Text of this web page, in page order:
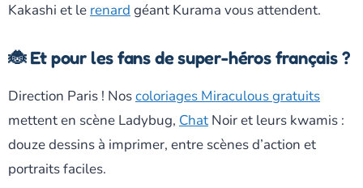
Kakashi et le renard géant Kurama vous attendent.
🐞 Et pour les fans de super-héros français ?
Direction Paris ! Noscoloriages Miraculous gratuits
mettent en scène Ladybug, Chat Noir et leurs kwamis :
douze dessins à imprimer, entre scènes d’action et
portraits faciles.